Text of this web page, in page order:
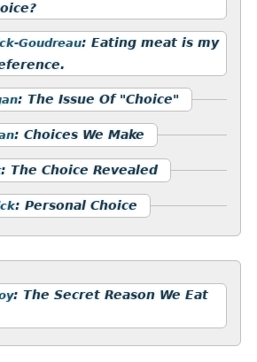
Goudreau:Eating meat is my
:The Issue Of "Choice"
:Choices We Make
:The Choice Revealed
:Personal Choice
:The Secret Reason We Eat